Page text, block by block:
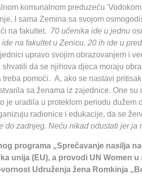
komunalnom preduzeću
I sama Zemina sa svojom
na fakultet. 70 učenika ide u jednu
na fakultet u Zenicu. 20 ih ide u
upravo svojim obrazovanjem i
da se njihova djeca moraju
pomoći. A, ako se nastavi
sa ženama iz zajednice. One
je uradila u proteklom periodu
radionice i edukacije, da se
do zadnjeg. Neću nikad odustati jer ja
programa „Sprečavanje nasilja
unija (EU), a provodi UN Women
Udruženja žena Romkinja